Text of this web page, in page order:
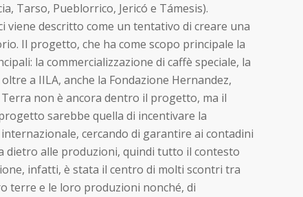
Tarso, Pueblorrico, Jericó e Támesis).
viene descritto come un tentativo di creare una
Il progetto, che ha come scopo principale la
la commercializzazione di caffè speciale, la
a IILA, anche la Fondazione Hernandez,
Terra non è ancora dentro il progetto, ma il
sarebbe quella di incentivare la
cercando di garantire ai contadini
dietro alle produzioni, quindi tutto il contesto
infatti, è stata il centro di molti scontri tra
terre e le loro produzioni nonché, di